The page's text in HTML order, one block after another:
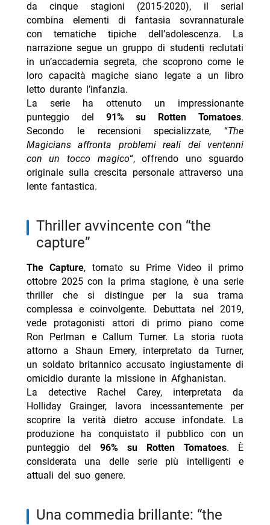
da cinque stagioni (2015-2020), il serial
combina elementi di fantasia sovrannaturale
con tematiche tipiche dell’adolescenza. La
narrazione segue un gruppo di studenti reclutati
in un’accademia segreta, che scoprono come le
loro capacità magiche siano legate a un libro
letto durante l’infanzia.
La serie ha ottenuto un impressionante
punteggio del 91% su Rotten Tomatoes.
Secondo le recensioni specializzate, “The
Magicians affronta problemi reali dei ventenni
con un tocco magico“, offrendo uno sguardo
originale sulla crescita personale attraverso una
lente fantastica.
thriller avvincente con “the
capture”
The Capture, tornato su Prime Video il primo
ottobre 2025 con la prima stagione, è una serie
thriller che si distingue per la sua trama
complessa e coinvolgente. Debuttata nel 2019,
vede protagonisti attori di primo piano come
Ron Perlman e Callum Turner. La storia ruota
attorno a Shaun Emery, interpretato da Turner,
un soldato britannico accusato ingiustamente di
omicidio durante la missione in Afghanistan.
La detective Rachel Carey, interpretata da
Holliday Grainger, lavora incessantemente per
scoprire la verità dietro accuse infondate. La
produzione ha conquistato il pubblico con un
punteggio del 96% su Rotten Tomatoes. È
considerata una delle serie più intelligenti e
attuali del suo genere.
una commedia brillante: “the